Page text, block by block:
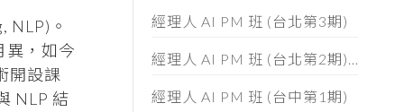
NLP)。
異，如今
開設課
NLP 結
經理人 AI PM 班 (台北第3期)
經理人 AI PM 班 (台北第2期)
(提前額
經理人 AI PM 班 (台中第1期)